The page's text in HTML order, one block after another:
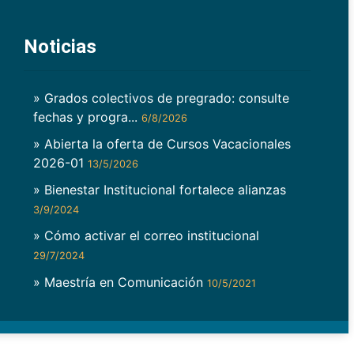
Noticias
» Grados colectivos de pregrado: consulte
fechas y progra... 6/8/2026
» Abierta la oferta de Cursos Vacacionales
2026-01 13/5/2026
» Bienestar Institucional fortalece alianzas
3/9/2024
» Cómo activar el correo institucional
29/7/2024
» Maestría en Comunicación 10/5/2021